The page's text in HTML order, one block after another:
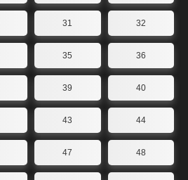
31 32
35 36
39 40
43 44
47 48